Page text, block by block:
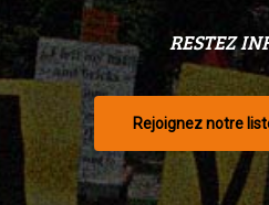
RESTEZ
Rejoignez notre